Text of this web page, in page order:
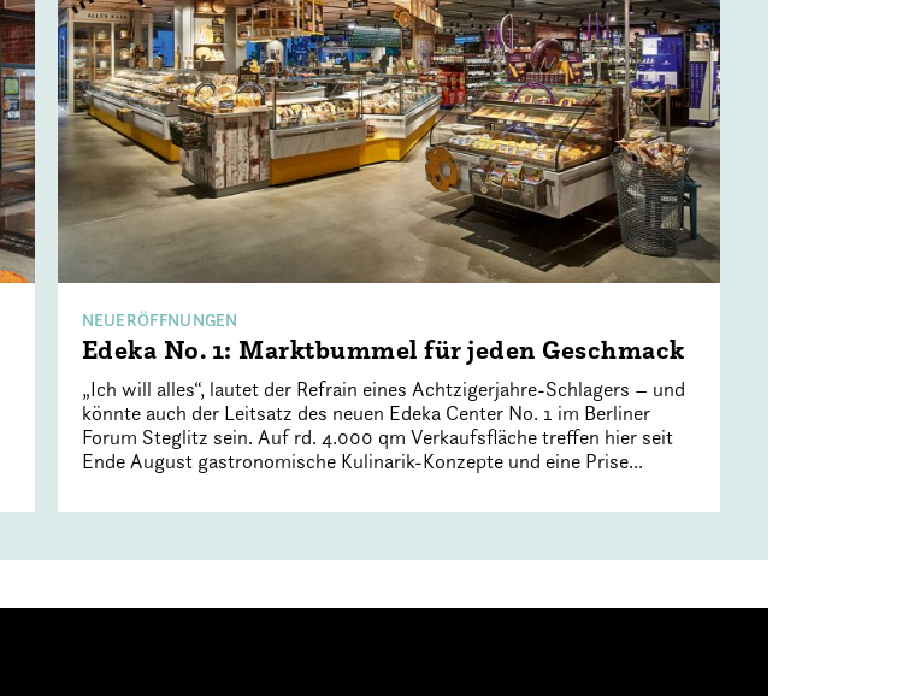
NEUERÖFFNUNGEN
Edeka No. 1: Marktbummel für jeden Geschmack
„Ich will alles“, lautet der Refrain eines Achtzigerjahre-Schlagers – und
könnte auch der Leitsatz des neuen Edeka Center No. 1 im Berliner
Forum Steglitz sein. Auf rd. 4.000 qm Verkaufsfläche treffen hier seit
Ende August gastronomische Kulinarik-Konzepte und eine Prise...